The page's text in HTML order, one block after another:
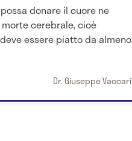
donare il cuore ne
cerebrale, cioè
essere piatto da almeno
Dr. Giuseppe Vaccari